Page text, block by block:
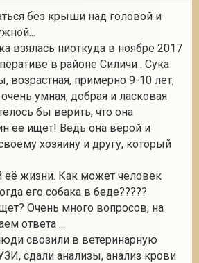
без крыши над головой и
взялась ниоткуда в ноябре 2017
в районе Силичи . Сука
возрастная, примерно 9-10 лет,
умная, добрая и ласковая
бы верить, что она
ее ищет! Ведь она верой и
хозяину и другу, который
жизни. Как может человек
его собака в беде?????
Очень много вопросов, на
ответа ...
свозили в ветеринарную
сдали анализы, анализ крови